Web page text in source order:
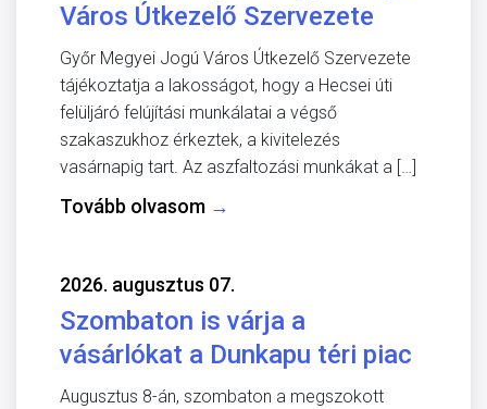
Város Útkezelő Szervezete
Győr Megyei Jogú Város Útkezelő Szervezete
tájékoztatja a lakosságot, hogy a Hecsei úti
felüljáró felújítási munkálatai a végső
szakaszukhoz érkeztek, a kivitelezés
vasárnapig tart. Az aszfaltozási munkákat a […]
Tovább olvasom →
2026. augusztus 07.
Szombaton is várja a
vásárlókat a Dunkapu téri piac
Augusztus 8-án, szombaton a megszokott